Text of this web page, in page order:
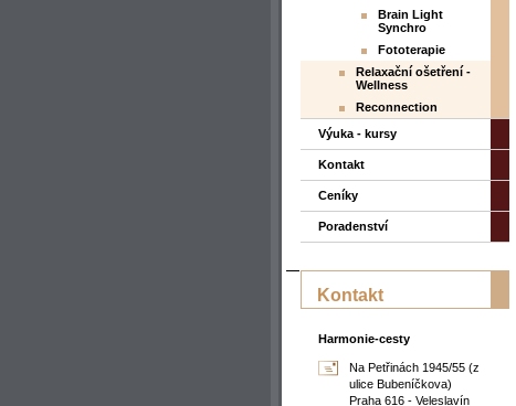
Brain Light
Synchro
Fototerapie
Relaxační ošetření -
Wellness
Reconnection
Výuka - kursy
Kontakt
Ceníky
Poradenství
Kontakt
Harmonie-cesty
Na Petřinách 1945/55 (z
ulice Bubeníčkova)
Praha 616 - Veleslavín